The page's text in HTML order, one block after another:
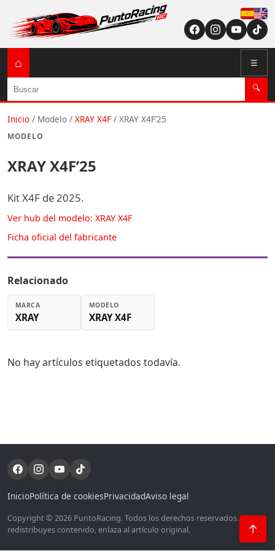
English (US /
⌂ ☰
Buscar 🔍
Inicio / Modelo / XRAY X4F / XRAY X4F’25
MODELO
XRAY X4F’25
Kit X4F de 2025.
Ver hub del modelo: XRAY X4F
Ficha oficial del fabricante
Relacionado
MARCA
XRAY
MODELO
XRAY X4F
No hay artículos etiquetados todavía.
InicioPolítica de cookiesPrivacidadAviso legal
Copyright © 2026 PuntoRacing. Todos los derechos reservados. Si
redistribuyes contenido, enlaza al artículo original.
↑